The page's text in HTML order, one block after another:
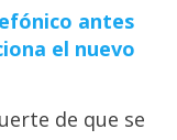
antes
el nuevo
de que se